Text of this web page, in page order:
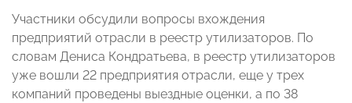
Участники обсудили вопросы вхождения
предприятий отрасли в реестр утилизаторов. По
словам Дениса Кондратьева, в реестр утилизаторов
уже вошли 22 предприятия отрасли, еще у трех
компаний проведены выездные оценки, а по 38